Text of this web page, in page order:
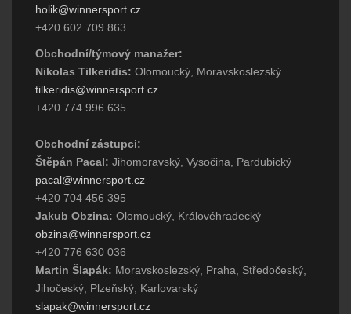
holik@winnersport.cz
+420 602 709 863
Obchodní/týmový manažer:
Nikolas Tilkeridis: Olomoucký, Moravskoslezský
tilkeridis@winnersport.cz
+420 774 996 635
Obchodní zástupci:
Štěpán Pacal: Jihomoravský, Vysočina, Pardubický
pacal@winnersport.cz
+420 704 456 395
Jakub Obzina: Olomoucký, Královéhradecký
obzina@winnersport.cz
+420 776 630 036
Martin Šlapák: Moravskoslezský, Praha, Středočeský,
Jihočeský, Plzeňský, Karlovarský
slapak@winnersport.cz